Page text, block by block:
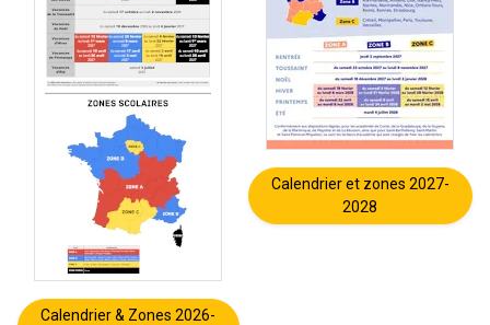
Calendrier & Zones 2026-
Calendrier et zones 2027-
2028